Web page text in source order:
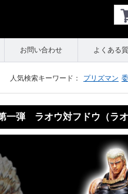
お問い合わせ よくある
人気検索キーワード： プリズマン
一弾 ラオウ対フドウ（ラ